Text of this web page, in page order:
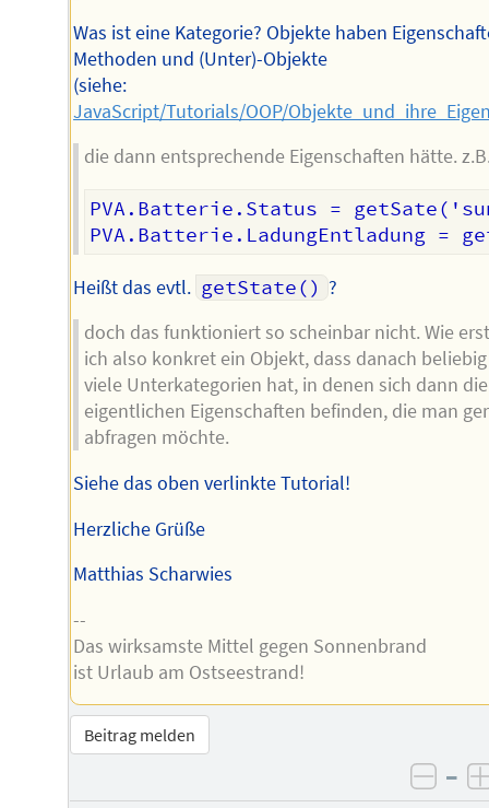
Was ist eine Kategorie? Objekte haben
Methoden und (Unter)-Objekte
(siehe:
JavaScript/Tutorials/OOP/
die dann entsprechende Eigenschaften hätte.
PVA.Batterie.Status =
Heißt das evtl. getState() ?
doch das funktioniert so scheinbar nicht. Wie
ich also konkret ein Objekt, dass danach beliebig
viele Unterkategorien hat, in denen sich dann die
eigentlichen Eigenschaften befinden, die man
abfragen möchte.
Siehe das oben verlinkte Tutorial!
Herzliche Grüße
Matthias Scharwies
--
Das wirksamste Mittel gegen Sonnenbrand
ist Urlaub am Ostseestrand!
Beitrag melden
–